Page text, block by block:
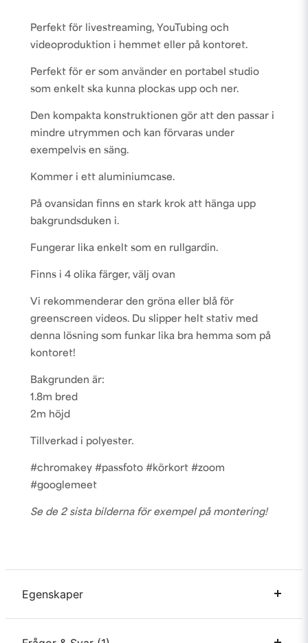
Perfekt för livestreaming, YouTubing och
videoproduktion i hemmet eller på kontoret.
Perfekt för er som använder en portabel studio
som enkelt ska kunna plockas upp och ner.
Den kompakta konstruktionen gör att den passar i
mindre utrymmen och kan förvaras under
exempelvis en säng.
Kommer i ett aluminiumcase.
På ovansidan finns en stark krok att hänga upp
bakgrundsduken i.
Fungerar lika enkelt som en rullgardin.
Finns i 4 olika färger, välj ovan
Vi rekommenderar den gröna eller blå för
greenscreen videos. Du slipper helt stativ med
denna lösning som funkar lika bra hemma som på
kontoret!
Bakgrunden är:
1.8m bred
2m höjd
Tillverkad i polyester.
#chromakey #passfoto #körkort #zoom
#googlemeet
Se de 2 sista bilderna för exempel på montering!
Egenskaper